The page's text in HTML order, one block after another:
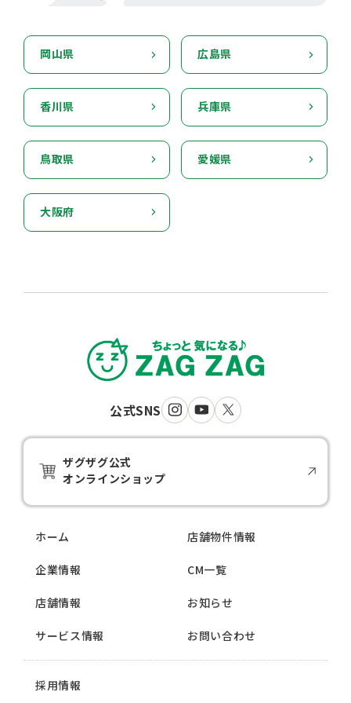
岡山県 広島県
香川県 兵庫県
鳥取県 愛媛県
大阪府
公式SNS
ザグザグ公式
オンラインショップ
ホーム
企業情報
店舗情報
サービス情報
店舗物件情報
CM一覧
お知らせ
お問い合わせ
採用情報